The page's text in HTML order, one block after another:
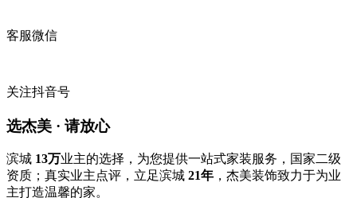
客服微信
关注抖音号
选杰美 · 请放心
滨城 13万业主的选择，为您提供一站式家装服务，国家二级
资质；真实业主点评，立足滨城 21年 ，杰美装饰致力于为业
主打造温馨的家。